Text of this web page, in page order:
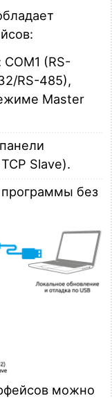
(RS-
RS-485),
Master
Slave).
без
можно